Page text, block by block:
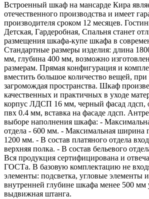
Встроенный шкаф на мансарде Кира
отечественного производства и имеет
производителя сроком 12 месяцев.
Детская, Гардеробная, Спальня станет
размещения шкафа-купе шкафа в
Стандартные размеры изделия: длина
мм, глубина 400 мм, возможно
размерам. Прямая конфигурация и
вместить большое количество вещей, при
загромождая пространства. Шкаф
качественных и практичных в уходе
корпус ЛДСП 16 мм, черный фасад лдсп,
пвх 0.4 мм, вставка на фасаде лдсп.
выборе наполнения шкафа: -
отдела - 600 мм. - Максимальная ширина
1200 мм. - В состав платяного отдела
верхняя полка. - В состав бельевого
Вся продукция сертифицирована и
ГОСТа. В базовую комплектацию не
элементы: подсветка, угловые элементы
внутренней глубине шкафа менее 500 мм
выдвижная штанга.